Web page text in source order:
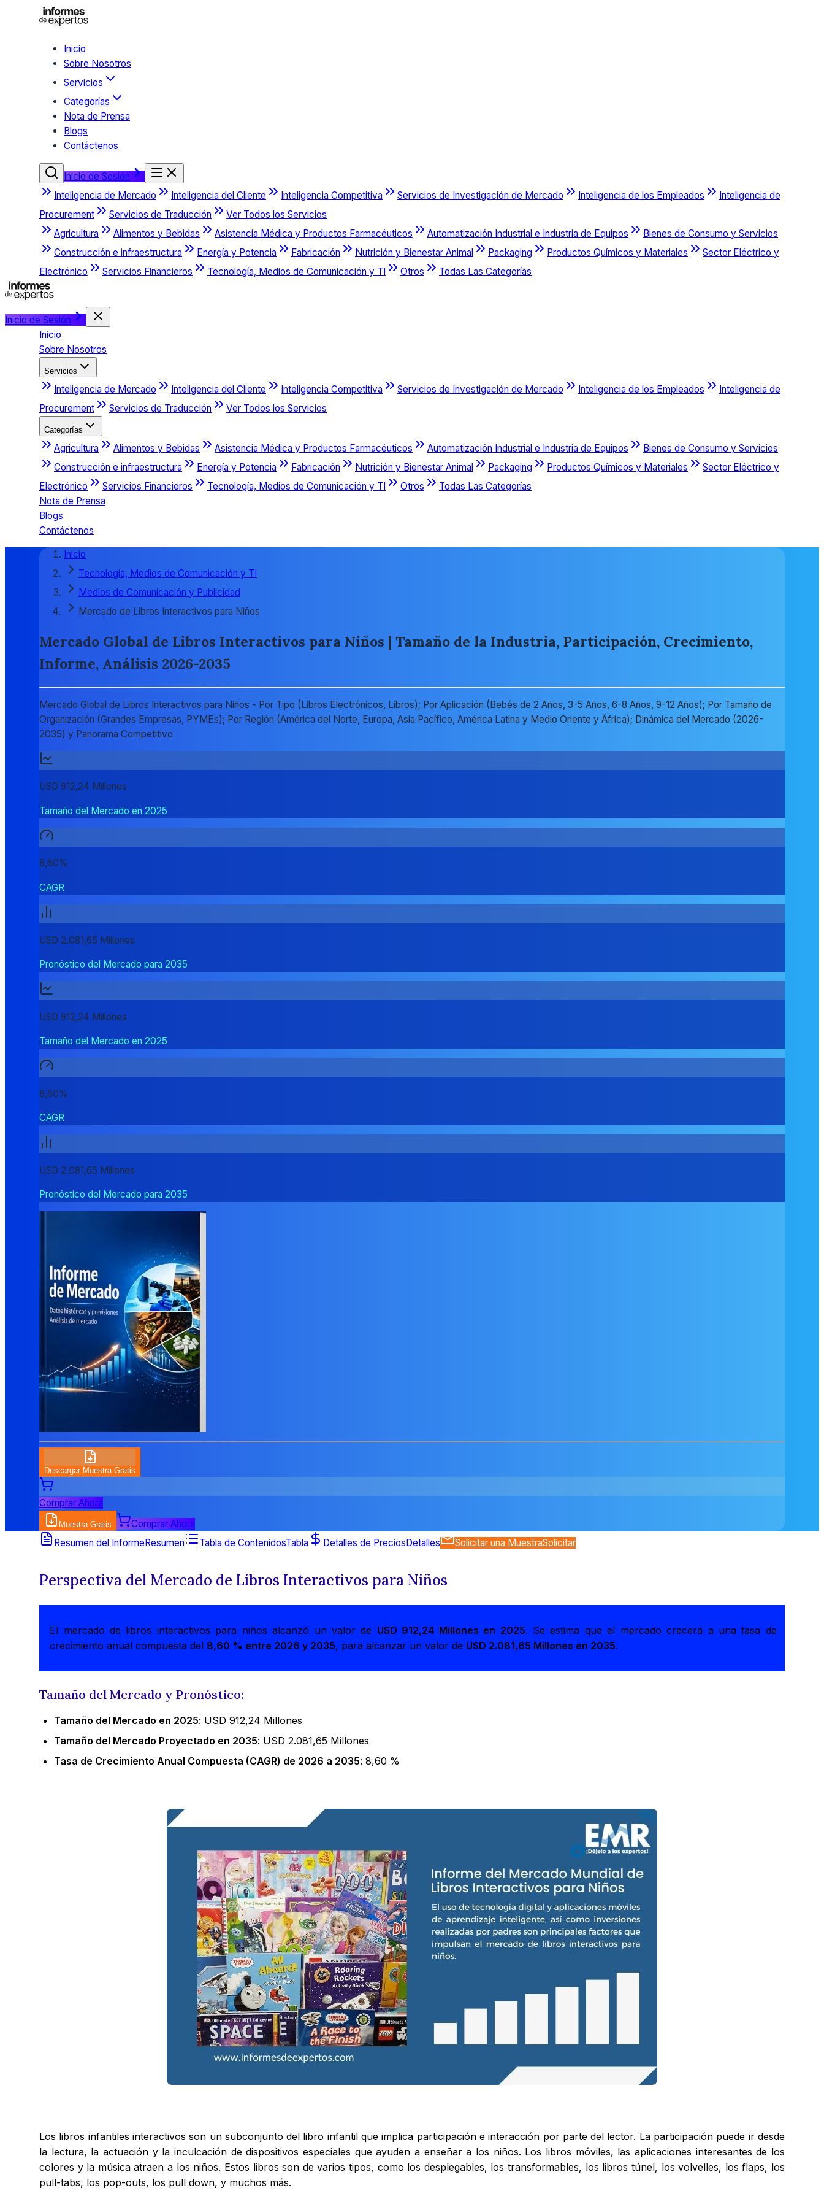
Inicio
Sobre Nosotros
Servicios
Categorías
Nota de Prensa
Blogs
Contáctenos
Inicio de Sesión
Inteligencia de Mercado
Inteligencia del Cliente Inteligencia Competitiva Servicios de Investigación de Mercado Inteligencia de los Empleados
Inteligencia de
Procurement
Servicios de Traducción
Ver Todos los Servicios
Agricultura
Alimentos y Bebidas Asistencia Médica y Productos Farmacéuticos Automatización Industrial e Industria de Equipos
Bienes de Consumo y Servicios
Construcción e infraestructura
Energía y Potencia Fabricación Nutrición y Bienestar Animal Packaging Productos Químicos y Materiales
Sector Eléctrico y
Electrónico
Servicios Financieros Tecnología, Medios de Comunicación y TI Otros Todas Las Categorías
Inicio de Sesión
Inicio
Sobre Nosotros
Servicios
Inteligencia de Mercado Inteligencia del Cliente Inteligencia Competitiva Servicios de Investigación de Mercado Inteligencia de los Empleados
Inteligencia de
Procurement
Servicios de Traducción Ver Todos los Servicios
Categorías
Agricultura Alimentos y Bebidas Asistencia Médica y Productos Farmacéuticos Automatización Industrial e Industria de Equipos
Bienes de Consumo y Servicios
Construcción e infraestructura
Energía y Potencia Fabricación Nutrición y Bienestar Animal Packaging Productos Químicos y Materiales
Sector Eléctrico y
Electrónico
Servicios Financieros Tecnología, Medios de Comunicación y TI Otros
Todas Las Categorías
Nota de Prensa
Blogs
Contáctenos
Inicio
Tecnología, Medios de Comunicación y TI
Medios de Comunicación y Publicidad
Mercado de Libros Interactivos para Niños
Mercado Global de Libros Interactivos para Niños | Tamaño de la Industria, Participación, Crecimiento,
Informe, Análisis 2026-2035
Mercado Global de Libros Interactivos para Niños - Por Tipo (Libros Electrónicos, Libros); Por Aplicación (Bebés de 2 Años, 3-5 Años, 6-8 Años, 9-12 Años); Por Tamaño de
Organización (Grandes Empresas, PYMEs); Por Región (América del Norte, Europa, Asia Pacífico, América Latina y Medio Oriente y África); Dinámica del Mercado (2026-
2035) y Panorama Competitivo
USD 912,24 Millones
Tamaño del Mercado en 2025
8,60%
CAGR
USD 2.081,65 Millones
Pronóstico del Mercado para 2035
USD 912,24 Millones
Tamaño del Mercado en 2025
8,60%
CAGR
USD 2.081,65 Millones
Pronóstico del Mercado para 2035
Descargar Muestra Gratis
Comprar Ahora
Muestra Gratis
Comprar Ahora
Resumen del InformeResumen Tabla de ContenidosTabla Detalles de PreciosDetalles Solicitar una MuestraSolicitar
Perspectiva del Mercado de Libros Interactivos para Niños
El mercado de libros interactivos para niños alcanzó un valor de USD 912,24 Millones en 2025. Se estima que el mercado crecerá a una tasa de
crecimiento anual compuesta del 8,60 % entre 2026 y 2035, para alcanzar un valor de USD 2.081,65 Millones en 2035.
Tamaño del Mercado y Pronóstico:
Tamaño del Mercado en 2025: USD 912,24 Millones
Tamaño del Mercado Proyectado en 2035: USD 2.081,65 Millones
Tasa de Crecimiento Anual Compuesta (CAGR) de 2026 a 2035: 8,60 %
Los libros infantiles interactivos son un subconjunto del libro infantil que implica participación e interacción por parte del lector. La participación puede ir desde
la lectura, la actuación y la inculcación de dispositivos especiales que ayuden a enseñar a los niños. Los libros móviles, las aplicaciones interesantes de los
colores y la música atraen a los niños. Estos libros son de varios tipos, como los desplegables, los transformables, los libros túnel, los volvelles, los flaps, los
pull-tabs, los pop-outs, los pull down, y muchos más.